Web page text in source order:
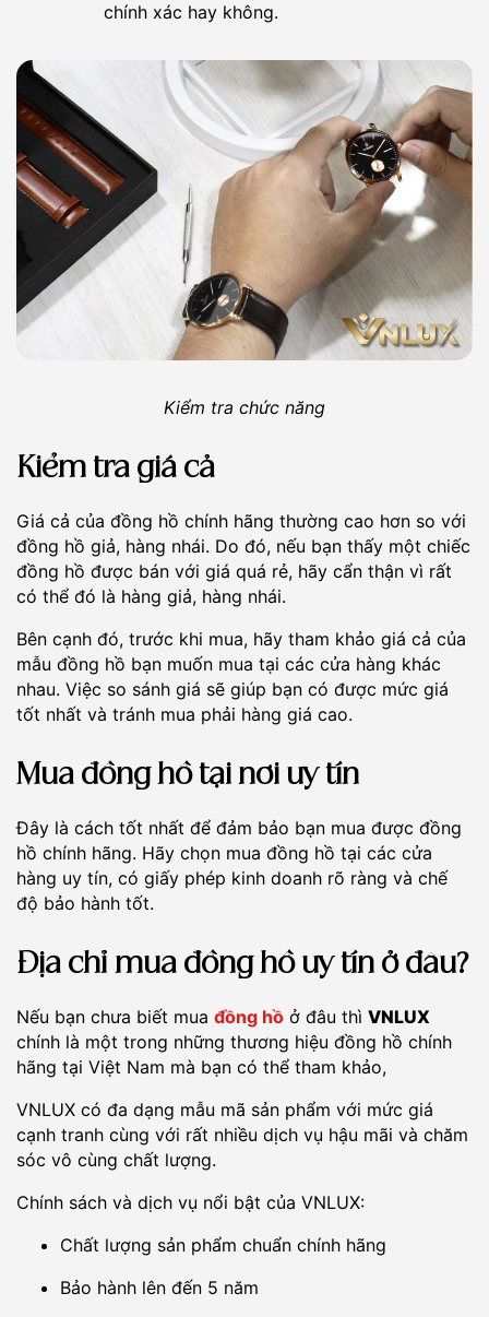
chính xác hay không.
Kiểm tra chức năng
Kiểm tra giá cả
Giá cả của đồng hồ chính hãng thường cao hơn so với
đồng hồ giả, hàng nhái. Do đó, nếu bạn thấy một chiếc
đồng hồ được bán với giá quá rẻ, hãy cẩn thận vì rất
có thể đó là hàng giả, hàng nhái.
Bên cạnh đó, trước khi mua, hãy tham khảo giá cả của
mẫu đồng hồ bạn muốn mua tại các cửa hàng khác
nhau. Việc so sánh giá sẽ giúp bạn có được mức giá
tốt nhất và tránh mua phải hàng giá cao.
Mua đồng hồ tại nơi uy tín
Đây là cách tốt nhất để đảm bảo bạn mua được đồng
hồ chính hãng. Hãy chọn mua đồng hồ tại các cửa
hàng uy tín, có giấy phép kinh doanh rõ ràng và chế
độ bảo hành tốt.
Địa chỉ mua đồng hồ uy tín ở đâu?
Nếu bạn chưa biết mua đồng hồ ở đâu thì VNLUX
chính là một trong những thương hiệu đồng hồ chính
hãng tại Việt Nam mà bạn có thể tham khảo,
VNLUX có đa dạng mẫu mã sản phẩm với mức giá
cạnh tranh cùng với rất nhiều dịch vụ hậu mãi và chăm
sóc vô cùng chất lượng.
Chính sách và dịch vụ nổi bật của VNLUX:
Chất lượng sản phẩm chuẩn chính hãng
Bảo hành lên đến 5 năm